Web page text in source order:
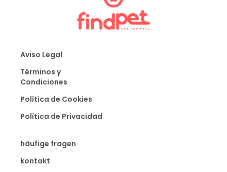
Aviso Legal
Términos y
Condiciones
Política de Cookies
Política de Privacidad
häufige fragen
kontakt